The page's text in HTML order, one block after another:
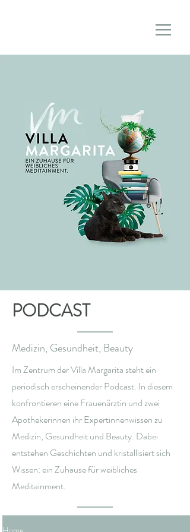
PODCAST
Medizin, Gesundheit, Beauty
Im Zentrum der Villa Margarita steht ein
periodisch erscheinender Podcast. In diesem
konfrontieren eine Frauenärztin und zwei
Apothekerinnen ihr Expertinnenwissen zu
Medizin, Gesundheit und Beauty. Dabei
entstehen Geschichten und kristallisiert sich
Wissen: ein Zuhause für weibliches
Meditainment.